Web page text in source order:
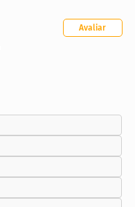
Avaliar